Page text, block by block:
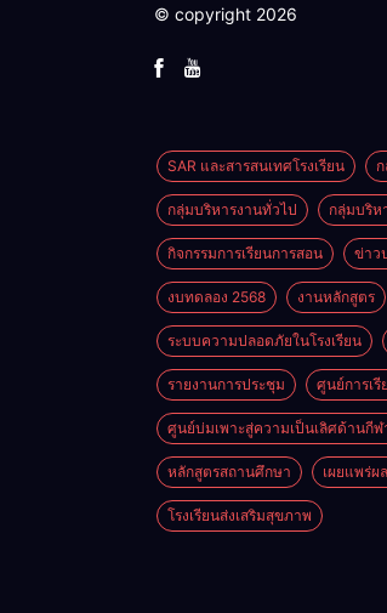
© copyright 2026
SAR และสารสนเทศโรงเรียน
กลุ่มบริหารงานทั่วไป กลุ่มบริห
กิจกรรมการเรียนการสอน ข่าว
งบทดลอง 2568 งานหลักสูตร
ระบบความปลอดภัยในโรงเรียน
รายงานการประชุม ศูนย์การเ
ศูนย์บ่มเพาะสู่ความเป็นเลิศด้านกี
หลักสูตรสถานศึกษา เผยแพร่ผ
โรงเรียนส่งเสริมสุขภาพ